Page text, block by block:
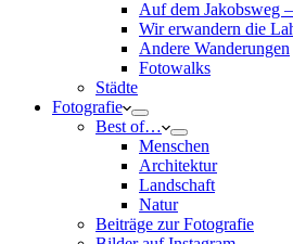
Auf dem Jakobsweg
Wir erwandern die
Andere Wanderungen
Fotowalks
Städte
Fotografie
Best of…
Menschen
Architektur
Landschaft
Natur
Beiträge zur Fotografie